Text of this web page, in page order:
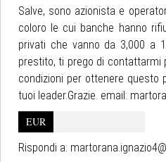
Salve, sono azionista e
coloro le cui banche hanno
privati che vanno da 3,000 a
prestito, ti prego di contattarmi
condizioni per ottenere questo
tuoi leader.Grazie. email:
EUR
Rispondi a: